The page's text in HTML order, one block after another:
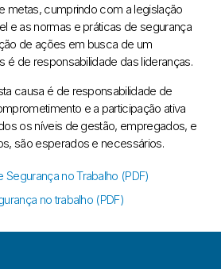
metas, cumprindo com a legislação
e as normas e práticas de segurança
de ações em busca de um
é de responsabilidade das lideranças.
causa é de responsabilidade de
e a participação ativa
os níveis de gestão, empregados, e
são esperados e necessários.
no Trabalho (PDF)
no trabalho (PDF)